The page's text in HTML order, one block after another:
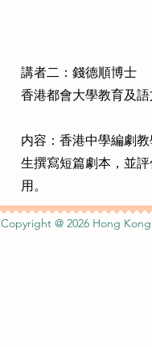
講者二：錢德順博士
香港都會大學教育及
内容：香港中學編劇
生撰寫短篇劇本，並
用。
Copyright @ 2026 Hong